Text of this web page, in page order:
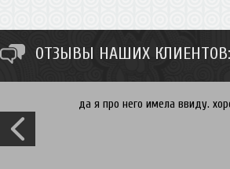
ОТЗЫВЫ НАШИХ КЛИЕНТОВ:
да я про него имела ввиду.